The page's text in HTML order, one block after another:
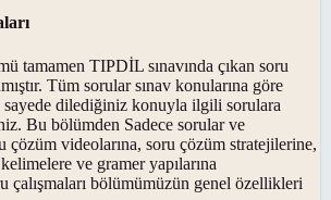
tamamen TIPDİL sınavında çıkan soru
Tüm sorular sınav konularına göre
dilediğiniz konuyla ilgili sorulara
Bu bölümden Sadece sorular ve
çözüm videolarına, soru çözüm stratejilerine,
ve gramer yapılarına
çalışmaları bölümümüzün genel özellikleri